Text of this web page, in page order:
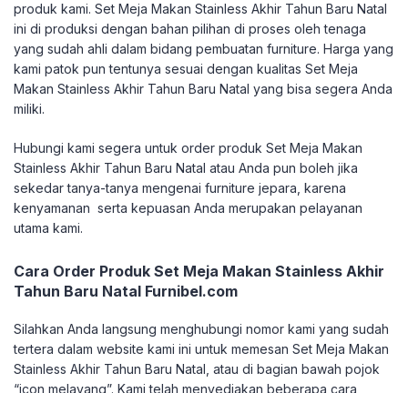
produk kami. Set Meja Makan Stainless Akhir Tahun Baru Natal
ini di produksi dengan bahan pilihan di proses oleh tenaga
yang sudah ahli dalam bidang pembuatan furniture. Harga yang
kami patok pun tentunya sesuai dengan kualitas Set Meja
Makan Stainless Akhir Tahun Baru Natal yang bisa segera Anda
miliki.
Hubungi kami segera untuk order produk Set Meja Makan
Stainless Akhir Tahun Baru Natal atau Anda pun boleh jika
sekedar tanya-tanya mengenai furniture jepara, karena
kenyamanan serta kepuasan Anda merupakan pelayanan
utama kami.
Cara Order Produk Set Meja Makan Stainless Akhir
Tahun Baru Natal Furnibel.com
Silahkan Anda langsung menghubungi nomor kami yang sudah
tertera dalam website kami ini untuk memesan Set Meja Makan
Stainless Akhir Tahun Baru Natal, atau di bagian bawah pojok
“icon melayang”. Kami telah menyediakan beberapa cara